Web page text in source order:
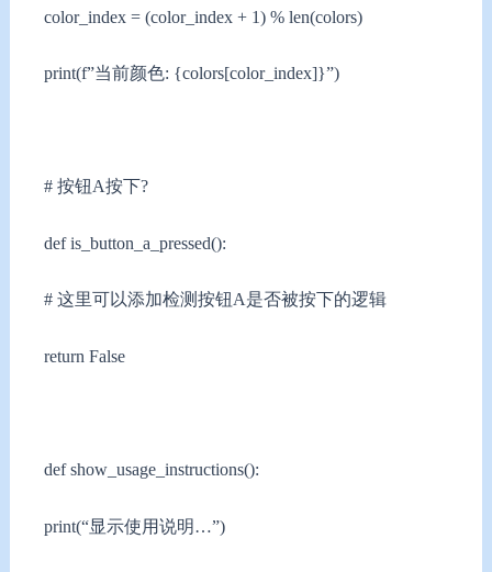
color_index = (color_index + 1) % len(colors)
print(f”当前颜色: {colors[color_index]}”)
# 按钮A按下?
def is_button_a_pressed():
# 这里可以添加检测按钮A是否被按下的逻辑
return False
def show_usage_instructions():
print(“显示使用说明…”)